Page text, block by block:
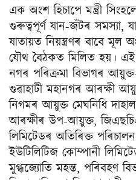
এক অংশ হিচাপে মন্ত্ৰী
গুৰুত্বপূৰ্ণ যান-জঁটৰ সমস্যা,
যাতায়ত নিয়ন্ত্ৰণৰ বাবে
যৌথ বৈঠকত মিলিত হয়।
নগৰ পৰিক্ৰমা বিভাগৰ
গুৱাহাটী মহানগৰ আৰক্ষী
নিগমৰ আয়ুক্ত মেঘনিধি
আৰক্ষীৰ উপ-আয়ুক্ত,
লিমিটেডৰ অতিৰিক্ত
ইউটিলিটিজ কোম্পানী
মুগ্ধজ্যোতি মহন্ত, পৰিবহণ